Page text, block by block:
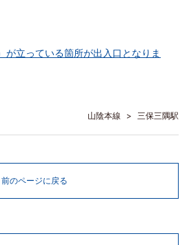
が立っている箇所が出入口となりま
山陰本線 三保三隅駅
前のページに戻る